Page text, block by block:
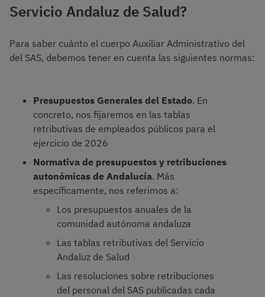
Servicio Andaluz de Salud?
Para saber cuánto el cuerpo Auxiliar Administrativo del
del SAS, debemos tener en cuenta las siguientes normas:
Presupuestos Generales del Estado. En
concreto, nos fijaremos en las tablas
retributivas de empleados públicos para el
ejercicio de 2026
Normativa de presupuestos y retribuciones
autonómicas de Andalucía. Más
específicamente, nos referimos a:
Los presupuestos anuales de la
comunidad autónoma andaluza
Las tablas retributivas del Servicio
Andaluz de Salud
Las resoluciones sobre retribuciones
del personal del SAS publicadas cada